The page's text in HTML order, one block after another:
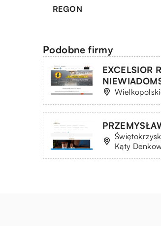
REGON
Podobne firmy
EXCELSIOR
Kąty